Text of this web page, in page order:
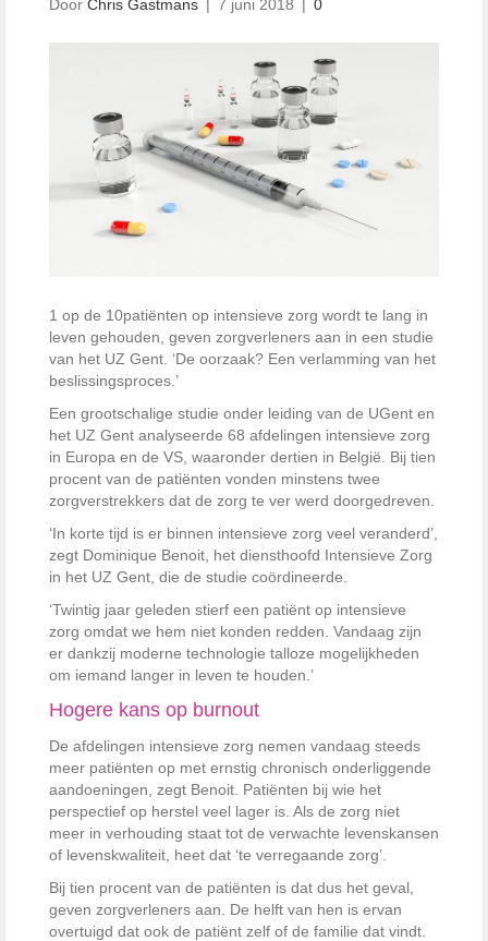
Door Chris Gastmans | 7 juni 2018 | 0
1 op de 10patiënten op intensieve zorg wordt te lang in
leven gehouden, geven zorgverleners aan in een studie
van het UZ Gent. ‘De oorzaak? Een verlamming van het
beslissingsproces.’
Een grootschalige studie onder leiding van de UGent en
het UZ Gent analyseerde 68 afdelingen intensieve zorg
in Europa en de VS, waaronder dertien in België. Bij tien
procent van de patiënten vonden minstens twee
zorgverstrekkers dat de zorg te ver werd doorgedreven.
‘In korte tijd is er binnen intensieve zorg veel veranderd’,
zegt Dominique Benoit, het diensthoofd Intensieve Zorg
in het UZ Gent, die de studie coördineerde.
‘Twintig jaar geleden stierf een patiënt op intensieve
zorg omdat we hem niet konden redden. Vandaag zijn
er dankzij moderne technologie talloze mogelijk­heden
om iemand langer in leven te houden.’
Hogere kans op burnout
De afdelingen intensieve zorg nemen vandaag steeds
meer patiënten op met ernstig chronisch onderliggende
aandoeningen, zegt Benoit. Patiënten bij wie het
perspectief op herstel veel lager is. Als de zorg niet
meer in verhouding staat tot de verwachte ­levenskansen
of levenskwaliteit, heet dat ‘te verregaande zorg’.
Bij tien procent van de patiënten is dat dus het geval,
geven zorgverleners aan. De helft van hen is ervan
overtuigd dat ook de patiënt zelf of de familie dat vindt.